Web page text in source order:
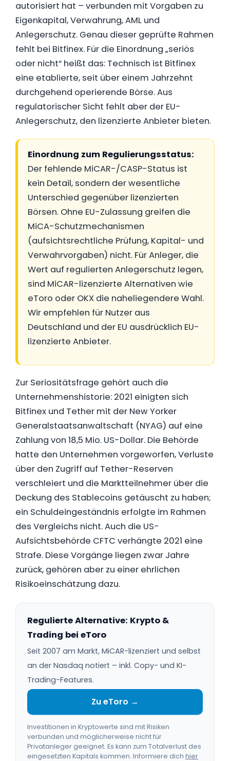
autorisiert hat – verbunden mit Vorgaben zu
Eigenkapital, Verwahrung, AML und
Anlegerschutz. Genau dieser geprüfte Rahmen
fehlt bei Bitfinex. Für die Einordnung „seriös
oder nicht“ heißt das: Technisch ist Bitfinex
eine etablierte, seit über einem Jahrzehnt
durchgehend operierende Börse. Aus
regulatorischer Sicht fehlt aber der EU-
Anlegerschutz, den lizenzierte Anbieter bieten.
Einordnung zum Regulierungsstatus:
Der fehlende MiCAR-/CASP-Status ist
kein Detail, sondern der wesentliche
Unterschied gegenüber lizenzierten
Börsen. Ohne EU-Zulassung greifen die
MiCA-Schutzmechanismen
(aufsichtsrechtliche Prüfung, Kapital- und
Verwahrvorgaben) nicht. Für Anleger, die
Wert auf regulierten Anlegerschutz legen,
sind MiCAR-lizenzierte Alternativen wie
eToro oder OKX die naheliegendere Wahl.
Wir empfehlen für Nutzer aus
Deutschland und der EU ausdrücklich EU-
lizenzierte Anbieter.
Zur Seriositätsfrage gehört auch die
Unternehmenshistorie: 2021 einigten sich
Bitfinex und Tether mit der New Yorker
Generalstaatsanwaltschaft (NYAG) auf eine
Zahlung von 18,5 Mio. US-Dollar. Die Behörde
hatte den Unternehmen vorgeworfen, Verluste
über den Zugriff auf Tether-Reserven
verschleiert und die Marktteilnehmer über die
Deckung des Stablecoins getäuscht zu haben;
ein Schuldeingeständnis erfolgte im Rahmen
des Vergleichs nicht. Auch die US-
Aufsichtsbehörde CFTC verhängte 2021 eine
Strafe. Diese Vorgänge liegen zwar Jahre
zurück, gehören aber zu einer ehrlichen
Risikoeinschätzung dazu.
Regulierte Alternative: Krypto &
Trading bei eToro
Seit 2007 am Markt, MiCAR-lizenziert und selbst
an der Nasdaq notiert – inkl. Copy- und KI-
Trading-Features.
Zu eToro →
Investitionen in Kryptowerte sind mit Risiken
verbunden und möglicherweise nicht für
Privatanleger geeignet. Es kann zum Totalverlust des
eingesetzten Kapitals kommen. Informiere dich hier